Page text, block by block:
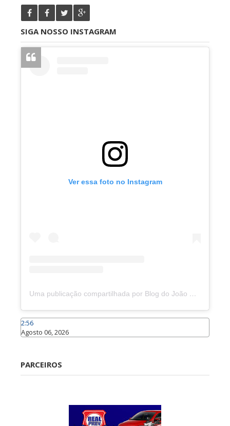
SIGA NOSSO INSTAGRAM
Ver essa foto no Instagram
Uma publicação compartilhada por Blog do João Marcolino (@joaomarcolinoneto)
2:56
Agosto 06, 2026
PARCEIROS